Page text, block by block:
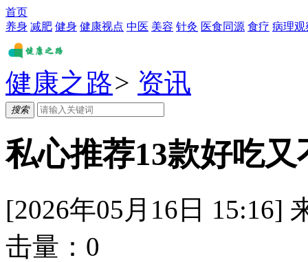
首页
养身 减肥 健身 健康视点 中医 美容 针灸 医食同源 食疗 病理观
健康之路> 资讯
搜索
私心推荐13款好吃
[2026年05月16日 15:16]
击量： 0